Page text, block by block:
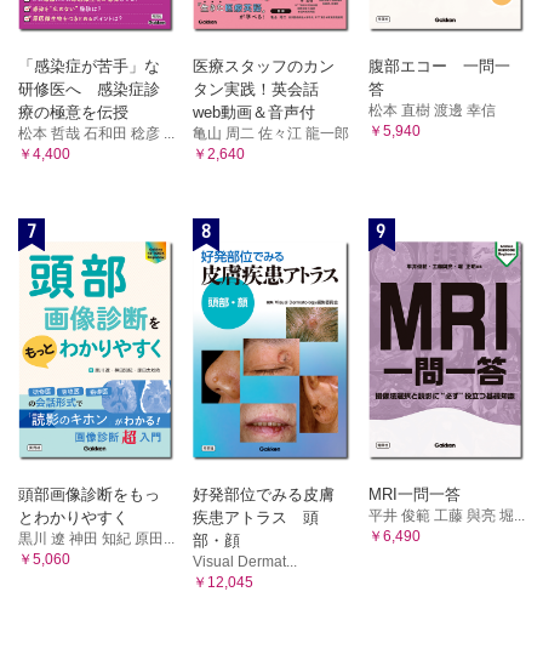
「感染症が苦手」な
研修医へ 感染症診
療の極意を伝授
松本 哲哉 石和田 稔彦 ...
￥4,400
医療スタッフのカン
タン実践！英会話
web動画＆音声付
亀山 周二 佐々江 龍一郎
￥2,640
腹部エコー 一問一
答
松本 直樹 渡邊 幸信
￥5,940
7
頭部画像診断をもっ
とわかりやすく
黒川 遼 神田 知紀 原田...
￥5,060
8
好発部位でみる皮膚
疾患アトラス 頭
部・顔
Visual Dermat...
￥12,045
9
MRI一問一答
平井 俊範 工藤 與亮 堀...
￥6,490